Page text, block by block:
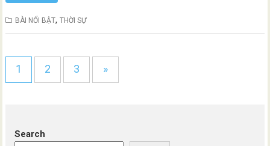
BÀI NỔI BẬT,THỜI SỰ
1 2 3 »
Search